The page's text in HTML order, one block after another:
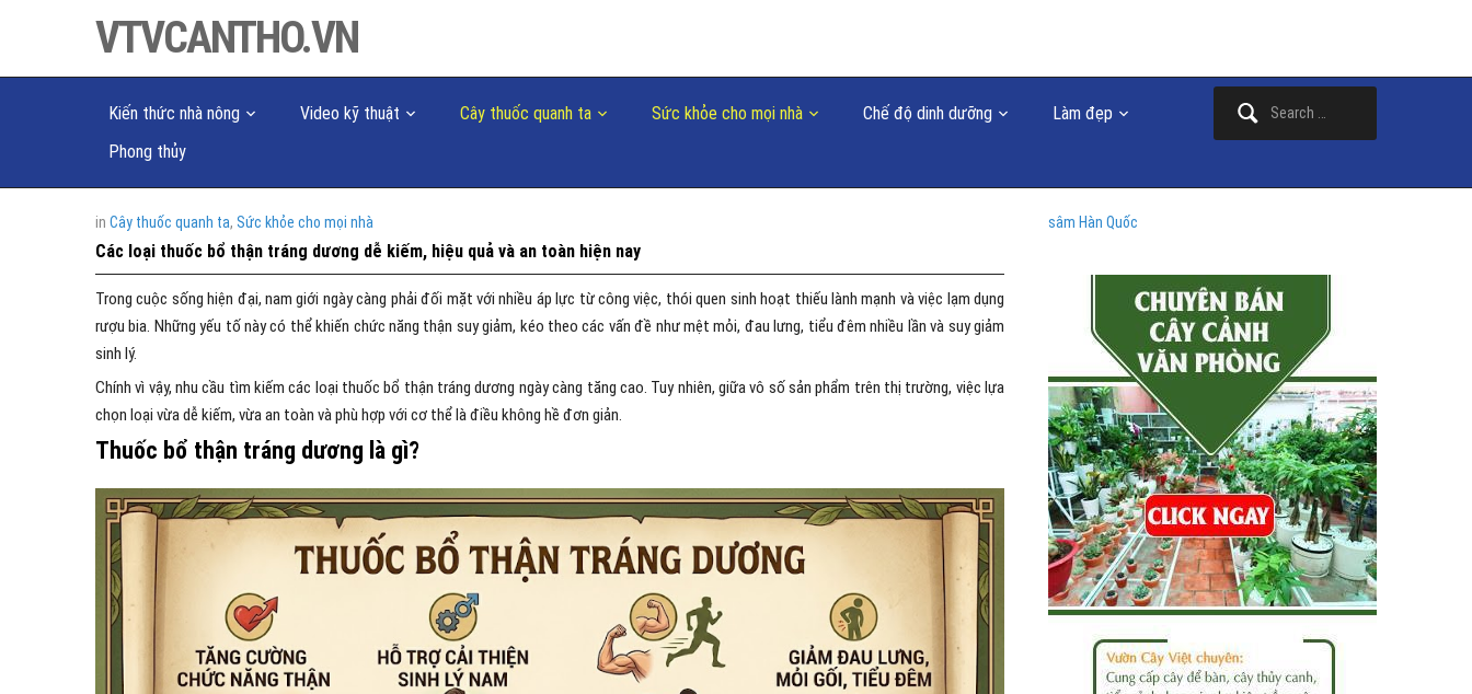
VTVCANTHO.VN
Kiến thức nhà nông Video kỹ thuật Cây thuốc quanh ta Sức khỏe cho mọi nhà Chế độ dinh dưỡng
Làm đẹp
Phong thủy
in Cây thuốc quanh ta, Sức khỏe cho mọi nhà
Các loại thuốc bổ thận tráng dương dễ kiếm, hiệu quả và an toàn hiện nay
Trong cuộc sống hiện đại, nam giới ngày càng phải đối mặt với nhiều áp lực từ công việc, thói quen sinh hoạt thiếu lành mạnh và việc lạm dụng
rượu bia. Những yếu tố này có thể khiến chức năng thận suy giảm, kéo theo các vấn đề như mệt mỏi, đau lưng, tiểu đêm nhiều lần và suy giảm
sinh lý.
Chính vì vậy, nhu cầu tìm kiếm các loại thuốc bổ thận tráng dương ngày càng tăng cao. Tuy nhiên, giữa vô số sản phẩm trên thị trường, việc lựa
chọn loại vừa dễ kiếm, vừa an toàn và phù hợp với cơ thể là điều không hề đơn giản.
Thuốc bổ thận tráng dương là gì?
sâm Hàn Quốc